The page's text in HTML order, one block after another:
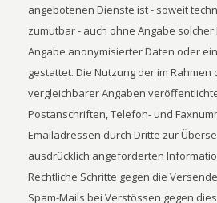
angebotenen Dienste ist - soweit
zumutbar - auch ohne Angabe
Angabe anonymisierter Daten oder
gestattet. Die Nutzung der im
vergleichbarer Angaben
Postanschriften, Telefon- und
Emailadressen durch Dritte zur
ausdrücklich angeforderten
Rechtliche Schritte gegen die
Spam-Mails bei Verstössen gegen